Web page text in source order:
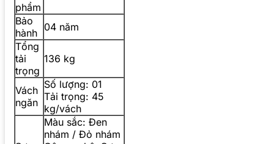
phẩm
Bảo
hành 04 năm
Tổng
tải
trọng
136 kg
Vách
ngăn
Số lượng: 01
Tải trọng: 45
kg/vách
Màu sắc: Đen
nhám / Đỏ nhám